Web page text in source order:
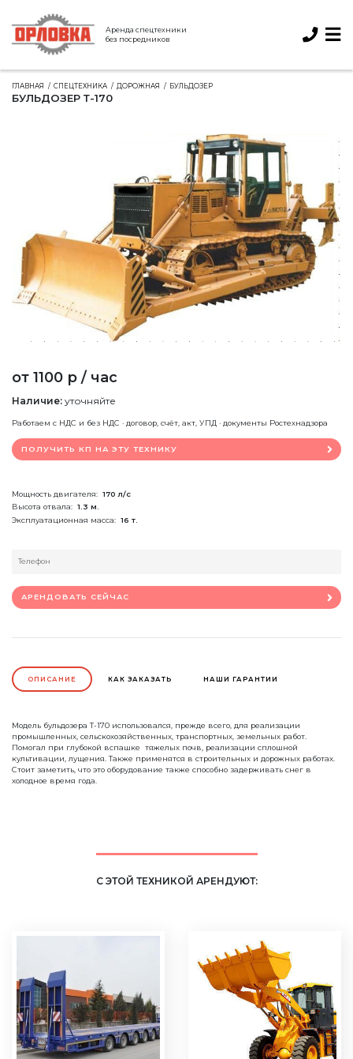
Аренда спецтехники
без посредников
ГЛАВНАЯ СПЕЦТЕХНИКА ДОРОЖНАЯ БУЛЬДОЗЕР
БУЛЬДОЗЕР Т-170
от 1100 р / час
Наличие: уточняйте
Работаем с НДС и без НДС · договор, счёт, акт, УПД · документы Ростехнадзора
ПОЛУЧИТЬ КП НА ЭТУ ТЕХНИКУ
Мощность двигателя: 170 л/с
Высота отвала: 1.3 м.
Эксплуатационная масса: 16 т.
АРЕНДОВАТЬ СЕЙЧАС
ОПИСАНИЕ КАК ЗАКАЗАТЬ НАШИ ГАРАНТИИ
Модель бульдозера Т-170 использовался, прежде всего, для реализации
промышленных, сельскохозяйственных, транспортных, земельных работ.
Помогал при глубокой вспашке тяжелых почв, реализации сплошной
культивации, лущения. Также применятся в строительных и дорожных работах.
Стоит заметить, что это оборудование также способно задерживать снег в
холодное время года.
С ЭТОЙ ТЕХНИКОЙ АРЕНДУЮТ: